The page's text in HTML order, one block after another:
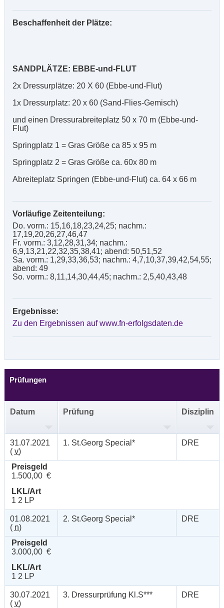
Beschaffenheit der Plätze:
SANDPLÄTZE: EBBE-und-FLUT
2x Dressurplätze: 20 X 60 (Ebbe-und-Flut)
1x Dressurplatz: 20 x 60 (Sand-Flies-Gemisch)
und einen Dressurabreiteplatz 50 x 70 m (Ebbe-und-
Flut)
Springplatz 1 = Gras Größe ca 85 x 95 m
Springplatz 2 = Gras Größe ca. 60x 80 m
Abreiteplatz Springen (Ebbe-und-Flut) ca. 64 x 66 m
Vorläufige Zeitenteilung:
Do. vorm.: 15,16,18,23,24,25; nachm.:
17,19,20,26,27,46,47
Fr. vorm.: 3,12,28,31,34; nachm.:
6,9,13,21,22,32,35,38,41; abend: 50,51,52
Sa. vorm.: 1,29,33,36,53; nachm.: 4,7,10,37,39,42,54,55;
abend: 49
So. vorm.: 8,11,14,30,44,45; nachm.: 2,5,40,43,48
Ergebnisse:
Zu den Ergebnissen auf www.fn-erfolgsdaten.de
Prüfungen
Datum Prüfung Disziplin
31.07.2021
( v)
1. St.Georg Special* DRE
Preisgeld
1.500,00 €
LKL/Art
1 2 LP
01.08.2021
( n)
2. St.Georg Special* DRE
Preisgeld
3.000,00 €
LKL/Art
1 2 LP
30.07.2021
( v)
3. Dressurprüfung Kl.S*** DRE